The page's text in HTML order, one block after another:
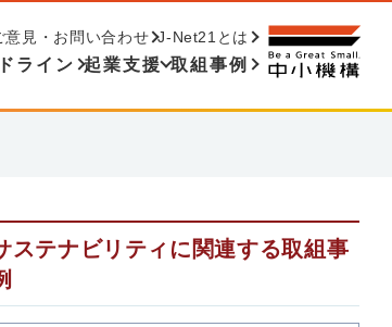
ライン 起業支援 取組事例
意見・お問い合わせ J-Net21とは
ステナビリティに関連する取組事